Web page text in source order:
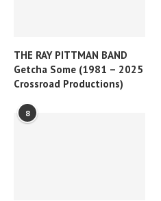
THE RAY PITTMAN BAND
Getcha Some (1981 – 2025
Crossroad Productions)
8